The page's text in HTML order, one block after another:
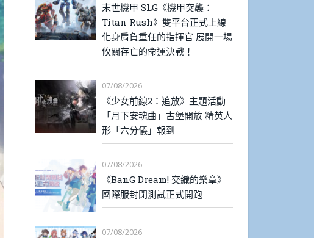
末世機甲 SLG《機甲突襲：
Titan Rush》雙平台正式上線
化身肩負重任的指揮官 展開一場
攸關存亡的命運決戰！
07/08/2026
《少女前線2：追放》主題活動
「月下安魂曲」古堡開放 精英人
形「六分儀」報到
07/08/2026
《BanG Dream! 交織的樂章》
國際服封閉測試正式開跑
07/08/2026